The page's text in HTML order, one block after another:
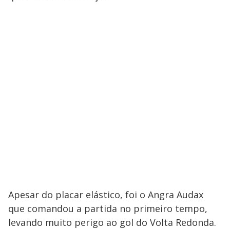
Apesar do placar elástico, foi o Angra Audax
que comandou a partida no primeiro tempo,
levando muito perigo ao gol do Volta Redonda.